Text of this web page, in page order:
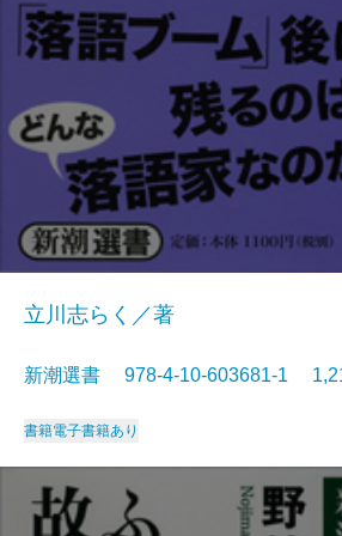
立川志らく／著
新潮選書 978-4-10-603681-1
書籍電子書籍あり